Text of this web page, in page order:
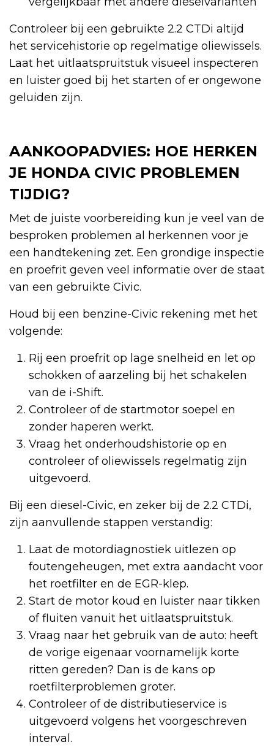
Controleer bij een gebruikte 2.2 CTDi altijd
het servicehistorie op regelmatige oliewissels.
Laat het uitlaatspruitstuk visueel inspecteren
en luister goed bij het starten of er ongewone
geluiden zijn.
AANKOOPADVIES: HOE HERKEN
JE HONDA CIVIC PROBLEMEN
TIJDIG?
Met de juiste voorbereiding kun je veel van de
besproken problemen al herkennen voor je
een handtekening zet. Een grondige inspectie
en proefrit geven veel informatie over de staat
van een gebruikte Civic.
Houd bij een benzine-Civic rekening met het
volgende:
Rij een proefrit op lage snelheid en let op
schokken of aarzeling bij het schakelen
van de i-Shift.
Controleer of de startmotor soepel en
zonder haperen werkt.
Vraag het onderhoudshistorie op en
controleer of oliewissels regelmatig zijn
uitgevoerd.
Bij een diesel-Civic, en zeker bij de 2.2 CTDi,
zijn aanvullende stappen verstandig:
Laat de motordiagnostiek uitlezen op
foutengeheugen, met extra aandacht voor
het roetfilter en de EGR-klep.
Start de motor koud en luister naar tikken
of fluiten vanuit het uitlaatspruitstuk.
Vraag naar het gebruik van de auto: heeft
de vorige eigenaar voornamelijk korte
ritten gereden? Dan is de kans op
roetfilterproblemen groter.
Controleer of de distributieservice is
uitgevoerd volgens het voorgeschreven
interval.